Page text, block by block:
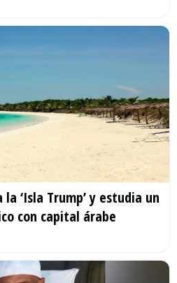
‘Isla Trump’ y estudia un
con capital árabe